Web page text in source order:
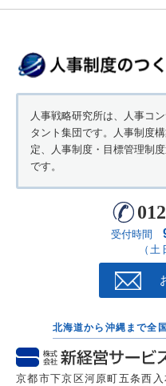
人事戦略研究所は、人事コ
タント集団です。人事制度
定、人事制度・目標管理制
です。
受付時間
（
北海道から沖縄まで全
京都市下京区河原町五条西